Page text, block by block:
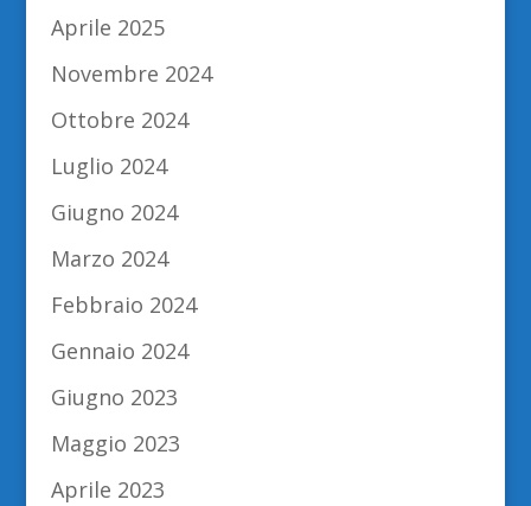
Aprile 2025
Novembre 2024
Ottobre 2024
Luglio 2024
Giugno 2024
Marzo 2024
Febbraio 2024
Gennaio 2024
Giugno 2023
Maggio 2023
Aprile 2023